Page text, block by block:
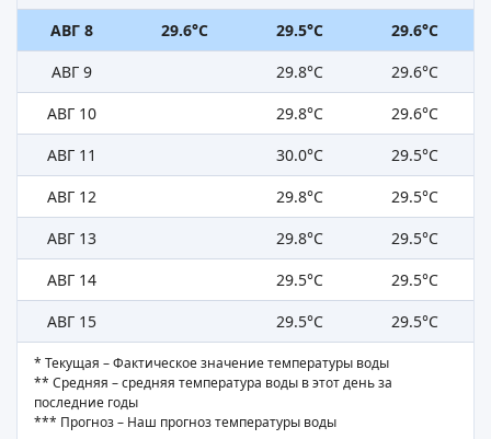
АВГ 8
29.6°C 29.5°C
29.6°C
АВГ 9
29.8°C
29.6°C
АВГ 10
29.8°C
29.6°C
АВГ 11
30.0°C
29.5°C
АВГ 12
29.8°C
29.5°C
АВГ 13
29.8°C
29.5°C
АВГ 14
29.5°C
29.5°C
АВГ 15
29.5°C 29.5°C
* Текущая – Фактическое значение температуры воды
** Средняя – средняя температура воды в этот день за
последние годы
*** Прогноз – Наш прогноз температуры воды